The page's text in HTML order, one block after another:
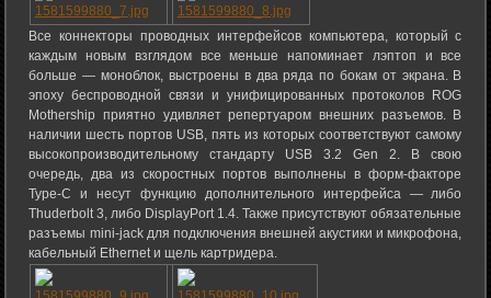
Все коннекторы проводных интерфейсов компьютера, который с
каждым новым взглядом все меньше напоминает лэптоп и все
больше — моноблок, выстроены в два ряда по бокам от экрана. В
эпоху беспроводной связи и унифицированных протоколов ROG
Mothership приятно удивляет репертуаром внешних разъемов. В
наличии шесть портов USB, пять из которых соответствуют самому
высокопроизводительному стандарту USB 3.2 Gen 2. В свою
очередь, два из скоростных портов выполнены в форм-факторе
Type-C и несут функцию дополнительного интерфейса — либо
Thuderbolt 3, либо DisplayPort 1.4. Также присутствуют обязательные
разъемы mini-jack для подключения внешней акустики и микрофона,
кабельный Ethernet и щель картридера.